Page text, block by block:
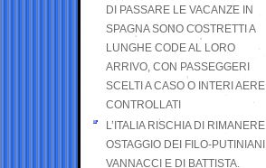
DI PASSARE LE VACANZE IN
SPAGNA SONO COSTRETTI A
LUNGHE CODE AL LORO
ARRIVO, CON PASSEGGERI
SCELTI A CASO O INTERI AEREI
CONTROLLATI
L’ITALIA RISCHIA DI RIMANERE
OSTAGGIO DEI FILO-PUTINIANI
VANNACCI E DI BATTISTA.